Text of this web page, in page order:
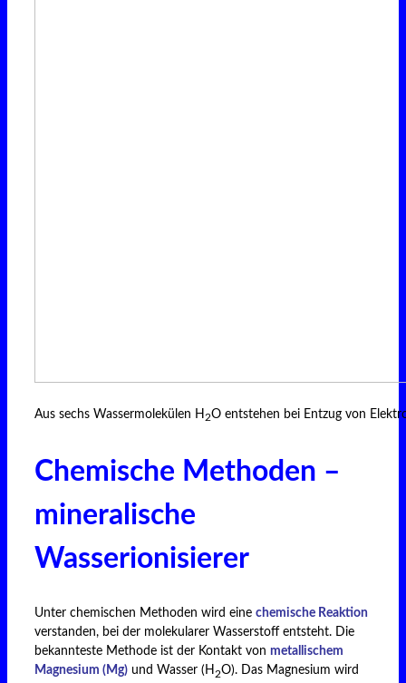
Aus sechs Wassermolekülen H 2O entstehen bei Entzug von
Chemische Methoden –
mineralische
Wasserionisierer
Unter chemischen Methoden wird eine chemische Reaktion
verstanden, bei der molekularer Wasserstoff entsteht. Die
bekannteste Methode ist der Kontakt von metallischem
Magnesium (Mg) und Wasser (H 2O). Das Magnesium wird